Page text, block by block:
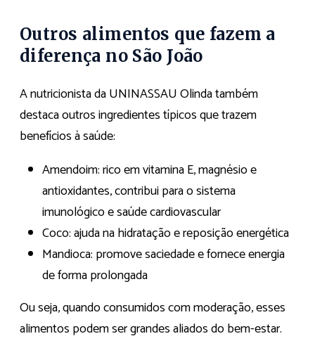
Outros alimentos que fazem a
diferença no São João
A nutricionista da UNINASSAU Olinda também
destaca outros ingredientes típicos que trazem
benefícios à saúde:
Amendoim: rico em vitamina E, magnésio e
antioxidantes, contribui para o sistema
imunológico e saúde cardiovascular
Coco: ajuda na hidratação e reposição energética
Mandioca: promove saciedade e fornece energia
de forma prolongada
Ou seja, quando consumidos com moderação, esses
alimentos podem ser grandes aliados do bem-estar.